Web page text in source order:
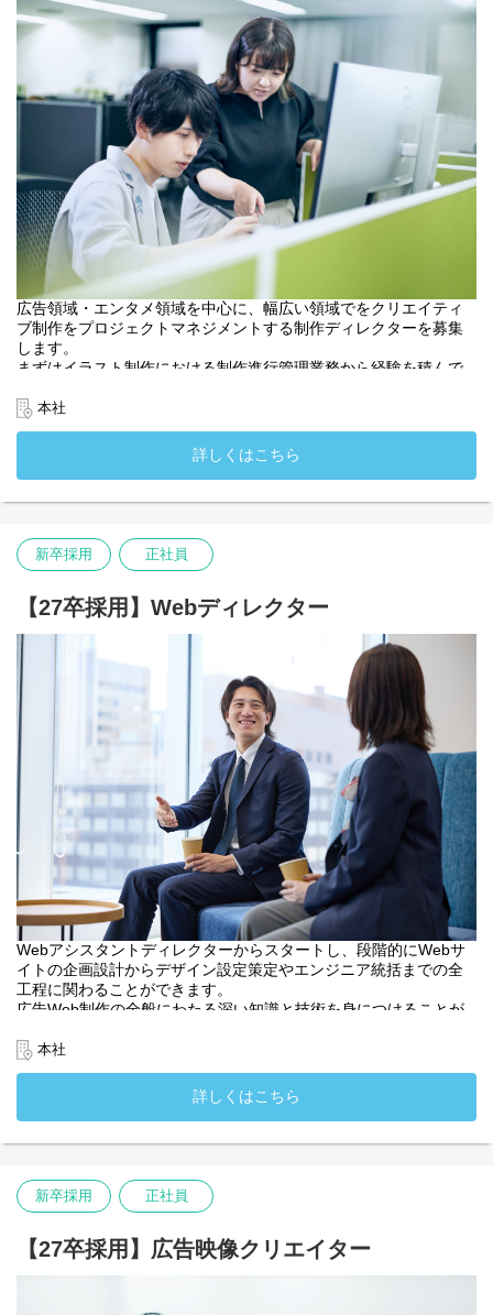
広告領域・エンタメ領域を中心に、幅広い領域でをクリエイティ
ブ制作をプロジェクトマネジメントする制作ディレクターを募集
します。
まずはイラスト制作における制作進行管理業務から経験を積んで
より良いイラストレーションができるよう、プロジェクトが滞り
また将来的なキャリアとしては、Webや映像制作等、幅広い領域
でクリエイティブマネジメントしていただくことを期待していま
・入社時配属先：ビジュアルワークス部
本社
詳しくはこちら
新卒採用 正社員
【27卒採用】Webディレクター
Webアシスタントディレクターからスタートし、段階的にWebサ
イトの企画設計からデザイン設定策定やエンジニア統括までの全
工程に関わることができます。
広告Web制作の全般にわたる深い知識と技術を身につけることが
・入社時配属先：デジタルワークス部
本社
詳しくはこちら
新卒採用 正社員
【27卒採用】広告映像クリエイター